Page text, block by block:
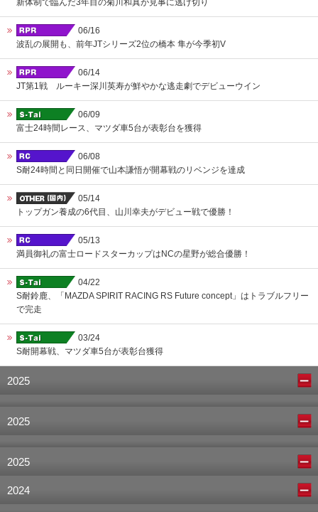
新体制で臨んだ3年目の菊川和真が見事に逃げ切り
06/16
波乱の展開も、前年JTシリーズ2位の橋本 隼が今季初V
06/14
JT第1戦 ルーキー深川英寿が鮮やかな逃走劇でデビューウイン
06/09
富士24時間レース、マツダ車5台が表彰台を獲得
06/08
S耐24時間と同日開催で山本謙悟が開幕戦のリベンジを達成
05/14
トップガン養成の6代目、山川幸夫がデビュー戦で優勝！
05/13
満員御礼の富士ロードスターカップはNCの星野が総合優勝！
04/22
S耐鈴鹿、「MAZDA SPIRIT RACING RS Future concept」はトラブルフリー
で完走
03/24
S耐開幕戦、マツダ車5台が表彰台獲得
2025
2025
2025
2024